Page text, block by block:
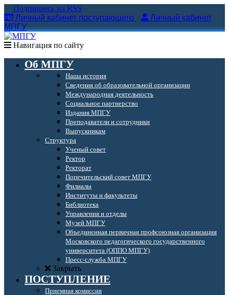
Подпишись на RSS
Личный кабинет поступающего
Личный кабинет
МПГУ
Навигация по сайту
Об МПГУ
Наша история
Сведения об образовательной организации
Международная деятельность
Социальное партнерство
Издания МПГУ
Преподаватели и сотрудники
Выпускникам
Структура
Ученый совет
Ректор
Ректорат
Попечительский совет МПГУ
Филиалы
Институты и факультеты
Библиотека
Управления и отделы
Музей МПГУ
Объединенная первичная профсоюзная организация
Московского педагогического государственного
университета (ОППО МПГУ)
Пресс-служба МПГУ
Закрыть
ПОСТУПЛЕНИЕ
Приемная комиссия